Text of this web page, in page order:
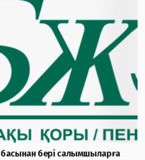
бері салымшыларға